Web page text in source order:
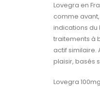
Lovegra en
comme
indications
traitements à
actif similaire.
plaisir, basés
Lovegra